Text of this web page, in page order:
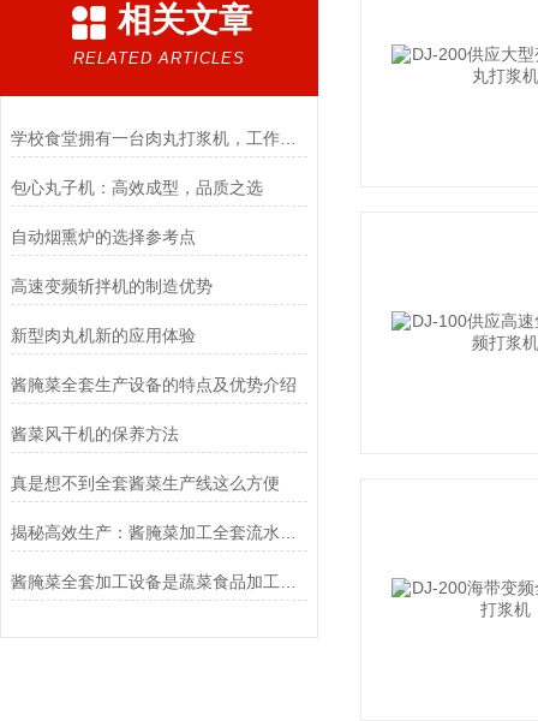
相关文章
RELATED ARTICLES
学校食堂拥有一台肉丸打浆机，工作效率提速杠杆滴！
包心丸子机：高效成型，品质之选
自动烟熏炉的选择参考点
高速变频斩拌机的制造优势
新型肉丸机新的应用体验
酱腌菜全套生产设备的特点及优势介绍
酱菜风干机的保养方法
真是想不到全套酱菜生产线这么方便